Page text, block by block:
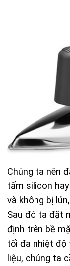
Chúng ta nên
tấm silicon
và không bị
Sau đó ta đặt
định trên bề
tối đa nhiệt độ
liệu, chúng ta